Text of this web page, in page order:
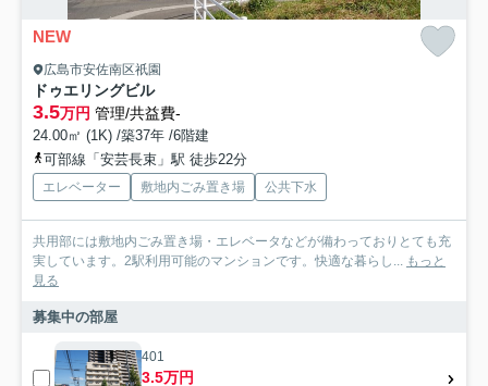
NEW
広島市安佐南区祇園
ドゥエリングビル
3.5万円 管理/共益費-
24.00㎡ (1K) /築37年 /6階建
可部線「安芸長束」駅 徒歩22分
エレベーター 敷地内ごみ置き場 公共下水
共用部には敷地内ごみ置き場・エレベータなどが備わっておりとても充
実しています。2駅利用可能のマンションです。快適な暮らし... もっと
見る
募集中の部屋
401
3.5万円